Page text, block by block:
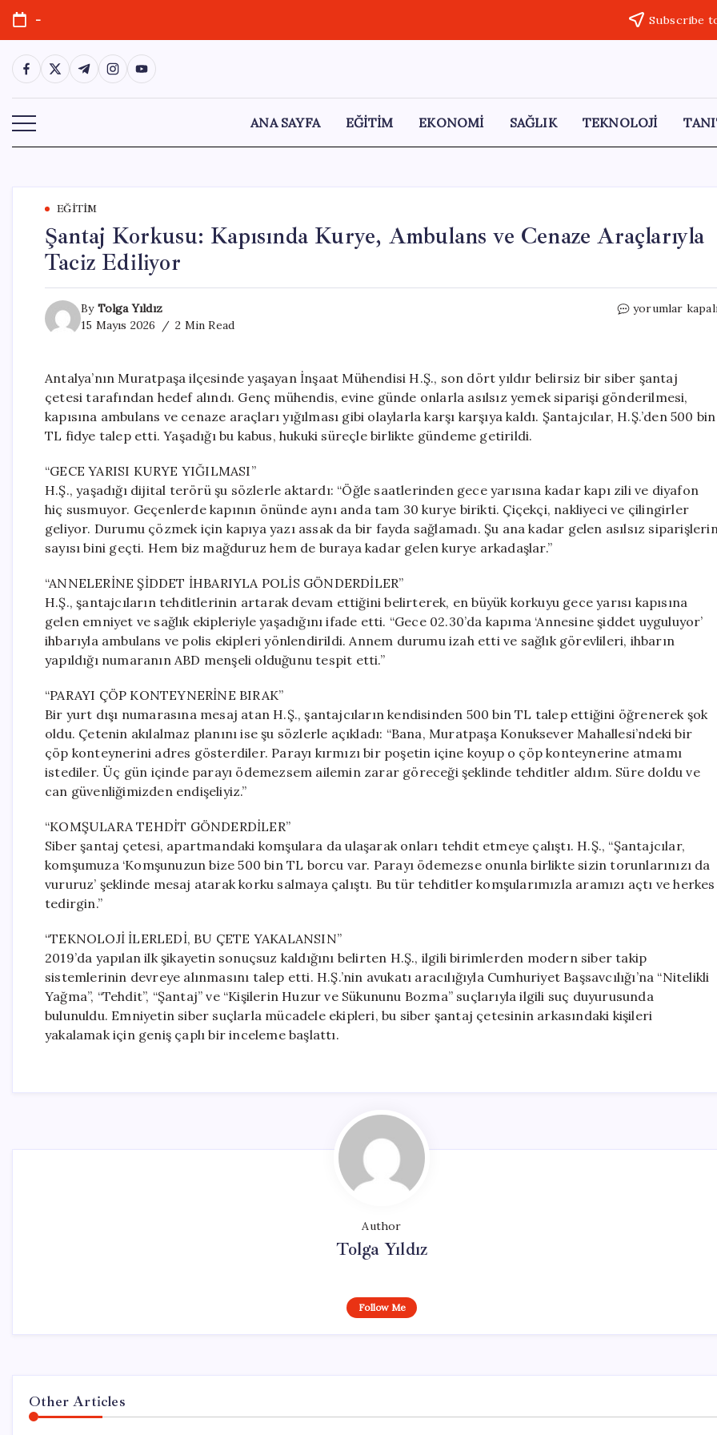
Skip
content
- Subscribe
https://www.facebook.com/
https://twitter.com/
https://t.me/
https://www.instagram.com/
https://youtube.com/
ANA SAYFA EĞİTİM EKONOMİ SAĞLIK TEKNOLOJİ
EĞITIM
Şantaj Korkusu: Kapısında Kurye, Ambulans ve Cenaze Araçlarıyla
Taciz Ediliyor
By Tolga Yıldız
15 Mayıs 2026
2 Min Read
Şantaj
Ambulans
ve
Cenaze
Araçlarıyla
yorumlar
Antalya’nın Muratpaşa ilçesinde yaşayan İnşaat Mühendisi H.Ş., son dört yıldır belirsiz bir siber şantaj
çetesi tarafından hedef alındı. Genç mühendis, evine günde onlarla asılsız yemek siparişi gönderilmesi,
kapısına ambulans ve cenaze araçları yığılması gibi olaylarla karşı karşıya kaldı. Şantajcılar, H.Ş.’den 500 bin
TL fidye talep etti. Yaşadığı bu kabus, hukuki süreçle birlikte gündeme getirildi.
“GECE YARISI KURYE YIĞILMASI”
H.Ş., yaşadığı dijital terörü şu sözlerle aktardı: “Öğle saatlerinden gece yarısına kadar kapı zili ve diyafon
hiç susmuyor. Geçenlerde kapının önünde aynı anda tam 30 kurye birikti. Çiçekçi, nakliyeci ve çilingirler
geliyor. Durumu çözmek için kapıya yazı assak da bir fayda sağlamadı. Şu ana kadar gelen asılsız
sayısı bini geçti. Hem biz mağduruz hem de buraya kadar gelen kurye arkadaşlar.”
“ANNELERİNE ŞİDDET İHBARIYLA POLİS GÖNDERDİLER”
H.Ş., şantajcıların tehditlerinin artarak devam ettiğini belirterek, en büyük korkuyu gece yarısı kapısına
gelen emniyet ve sağlık ekipleriyle yaşadığını ifade etti. “Gece 02.30’da kapıma ‘Annesine şiddet uyguluyor’
ihbarıyla ambulans ve polis ekipleri yönlendirildi. Annem durumu izah etti ve sağlık görevlileri, ihbarın
yapıldığı numaranın ABD menşeli olduğunu tespit etti.”
“PARAYI ÇÖP KONTEYNERİNE BIRAK”
Bir yurt dışı numarasına mesaj atan H.Ş., şantajcıların kendisinden 500 bin TL talep ettiğini öğrenerek şok
oldu. Çetenin akılalmaz planını ise şu sözlerle açıkladı: “Bana, Muratpaşa Konuksever Mahallesi’ndeki bir
çöp konteynerini adres gösterdiler. Parayı kırmızı bir poşetin içine koyup o çöp konteynerine atmamı
istediler. Üç gün içinde parayı ödemezsem ailemin zarar göreceği şeklinde tehditler aldım. Süre doldu ve
can güvenliğimizden endişeliyiz.”
“KOMŞULARA TEHDİT GÖNDERDİLER”
Siber şantaj çetesi, apartmandaki komşulara da ulaşarak onları tehdit etmeye çalıştı. H.Ş., “Şantajcılar,
komşumuza ‘Komşunuzun bize 500 bin TL borcu var. Parayı ödemezse onunla birlikte sizin torunlarınızı da
vururuz’ şeklinde mesaj atarak korku salmaya çalıştı. Bu tür tehditler komşularımızla aramızı açtı ve herkes
tedirgin.”
“TEKNOLOJİ İLERLEDİ, BU ÇETE YAKALANSIN”
2019’da yapılan ilk şikayetin sonuçsuz kaldığını belirten H.Ş., ilgili birimlerden modern siber takip
sistemlerinin devreye alınmasını talep etti. H.Ş.’nin avukatı aracılığıyla Cumhuriyet Başsavcılığı’na “Nitelikli
Yağma”, “Tehdit”, “Şantaj” ve “Kişilerin Huzur ve Sükununu Bozma” suçlarıyla ilgili suç duyurusunda
bulunuldu. Emniyetin siber suçlarla mücadele ekipleri, bu siber şantaj çetesinin arkasındaki kişileri
yakalamak için geniş çaplı bir inceleme başlattı.
Author
Tolga Yıldız
Follow Me
Other Articles